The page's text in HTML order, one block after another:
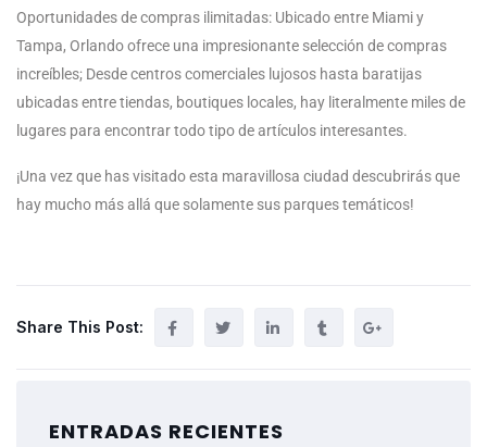
Oportunidades de compras ilimitadas: Ubicado entre Miami y
Tampa, Orlando ofrece una impresionante selección de compras
increíbles; Desde centros comerciales lujosos hasta baratijas
ubicadas entre tiendas, boutiques locales, hay literalmente miles de
lugares para encontrar todo tipo de artículos interesantes.
¡Una vez que has visitado esta maravillosa ciudad descubrirás que
hay mucho más allá que solamente sus parques temáticos!
Share This Post:
ENTRADAS RECIENTES